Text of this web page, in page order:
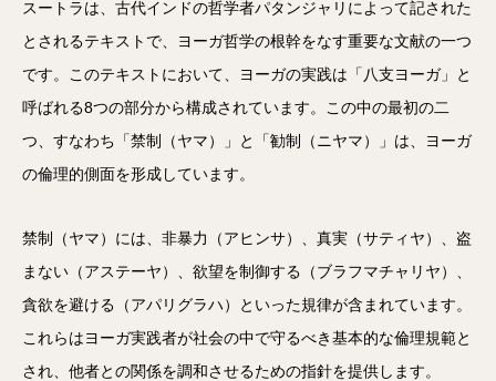
スートラは、古代インドの哲学者パタンジャリによって記された
とされるテキストで、ヨーガ哲学の根幹をなす重要な文献の一つ
です。このテキストにおいて、ヨーガの実践は「八支ヨーガ」と
呼ばれる8つの部分から構成されています。この中の最初の二
つ、すなわち「禁制（ヤマ）」と「勧制（ニヤマ）」は、ヨーガ
の倫理的側面を形成しています。
禁制（ヤマ）には、非暴力（アヒンサ）、真実（サティヤ）、盗
まない（アステーヤ）、欲望を制御する（ブラフマチャリヤ）、
貪欲を避ける（アパリグラハ）といった規律が含まれています。
これらはヨーガ実践者が社会の中で守るべき基本的な倫理規範と
され、他者との関係を調和させるための指針を提供します。